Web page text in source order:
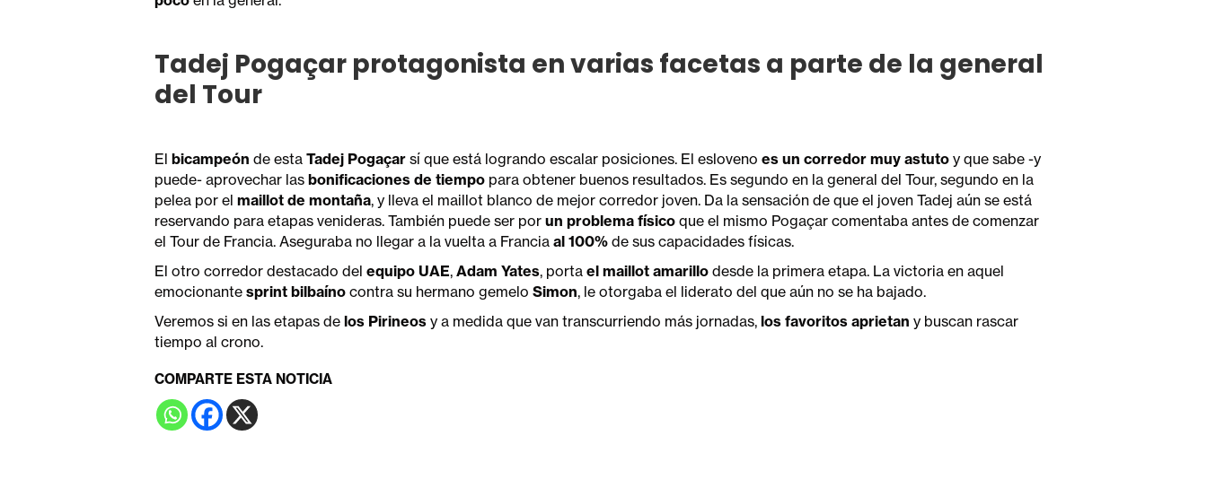
Tadej Pogaçar protagonista en varias facetas a parte de la general
del Tour
El bicampeón de esta Tadej Pogaçar sí que está logrando escalar posiciones. El esloveno es un corredor muy astuto y que sabe -y
puede- aprovechar las bonificaciones de tiempo para obtener buenos resultados. Es segundo en la general del Tour, segundo en la
pelea por el maillot de montaña, y lleva el maillot blanco de mejor corredor joven. Da la sensación de que el joven Tadej aún se está
reservando para etapas venideras. También puede ser por un problema físico que el mismo Pogaçar comentaba antes de comenzar
el Tour de Francia. Aseguraba no llegar a la vuelta a Francia al 100% de sus capacidades físicas.
El otro corredor destacado del equipo UAE, Adam Yates, porta el maillot amarillo desde la primera etapa. La victoria en aquel
emocionante sprint bilbaíno contra su hermano gemelo Simon, le otorgaba el liderato del que aún no se ha bajado.
Veremos si en las etapas de los Pirineos y a medida que van transcurriendo más jornadas, los favoritos aprietan y buscan rascar
tiempo al crono.
COMPARTE ESTA NOTICIA